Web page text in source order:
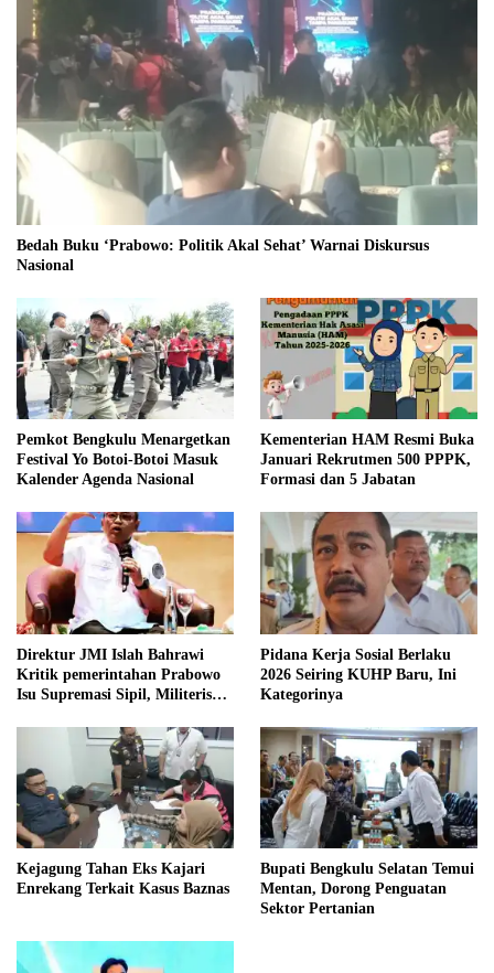
Bedah Buku ‘Prabowo: Politik Akal Sehat’ Warnai Diskursus
Nasional
Pemkot Bengkulu Menargetkan
Festival Yo Botoi-Botoi Masuk
Kalender Agenda Nasional
Kementerian HAM Resmi Buka
Januari Rekrutmen 500 PPPK,
Formasi dan 5 Jabatan
Direktur JMI Islah Bahrawi
Kritik pemerintahan Prabowo
Isu Supremasi Sipil, Militerisasi,
Pidana Kerja Sosial Berlaku
2026 Seiring KUHP Baru, Ini
Kategorinya
Kejagung Tahan Eks Kajari
Enrekang Terkait Kasus Baznas
Bupati Bengkulu Selatan Temui
Mentan, Dorong Penguatan
Sektor Pertanian